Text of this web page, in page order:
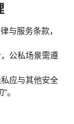
与服务条款，
公私场景需遵
应与其他安全
。